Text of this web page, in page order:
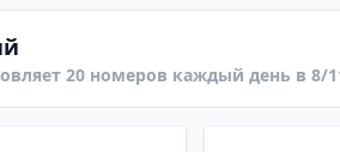
20 номеров каждый день в 8/